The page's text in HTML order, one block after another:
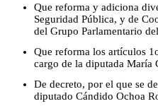
Que reforma y adiciona
Seguridad Pública, y de
del Grupo Parlamentario
Que reforma los artículos
cargo de la diputada María
De decreto, por el que se
diputado Cándido Ochoa